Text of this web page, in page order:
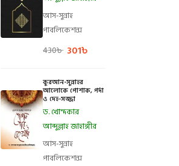
আস-সুন্নাহ
পাবলিকেশন্স
430৳ 301৳
কুরআন-সুন্নাহর
আলোকে পোশাক, পর্দা
ও দেহ-সজ্জা
ড. খোন্দকার
আব্দুল্লাহ জাহাঙ্গীর
আস-সুন্নাহ
পাবলিকেশন্স